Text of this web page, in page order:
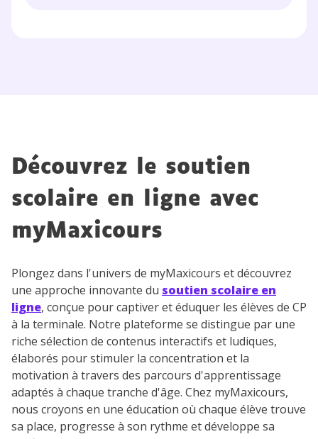
Découvrez le soutien
scolaire en ligne avec
myMaxicours
Plongez dans l'univers de myMaxicours et découvrez
une approche innovante du soutien scolaire en
ligne, conçue pour captiver et éduquer les élèves de CP
à la terminale. Notre plateforme se distingue par une
riche sélection de contenus interactifs et ludiques,
élaborés pour stimuler la concentration et la
motivation à travers des parcours d'apprentissage
adaptés à chaque tranche d'âge. Chez myMaxicours,
nous croyons en une éducation où chaque élève trouve
sa place, progresse à son rythme et développe sa